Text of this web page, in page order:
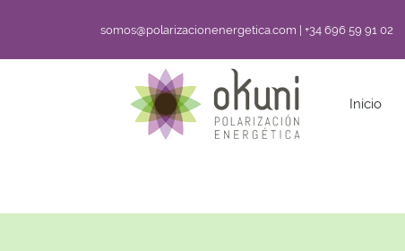
somos@polarizacionenergetica.com | +34 696 59 91 02
Inicio